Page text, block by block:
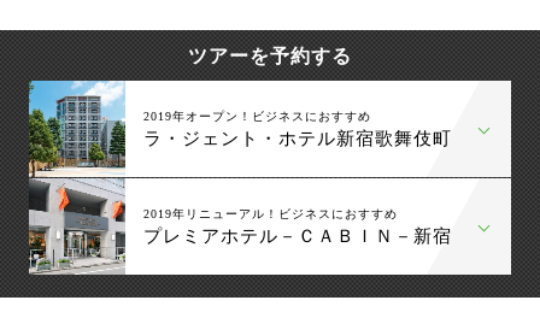
ツアーを予約する
2019年オープン！ビジネスにおすすめ
ラ・ジェント・ホテル新宿歌舞伎町
2019年リニューアル！ビジネスにおすすめ
プレミアホテル－ＣＡＢＩＮ－新宿